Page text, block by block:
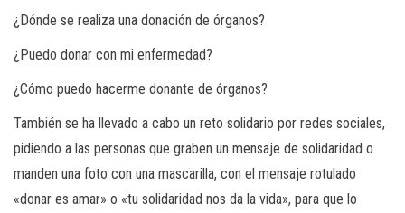
¿Dónde se realiza una donación de órganos?
¿Puedo donar con mi enfermedad?
¿Cómo puedo hacerme donante de órganos?
También se ha llevado a cabo un reto solidario por redes sociales,
pidiendo a las personas que graben un mensaje de solidaridad o
manden una foto con una mascarilla, con el mensaje rotulado
«donar es amar» o «tu solidaridad nos da la vida», para que lo